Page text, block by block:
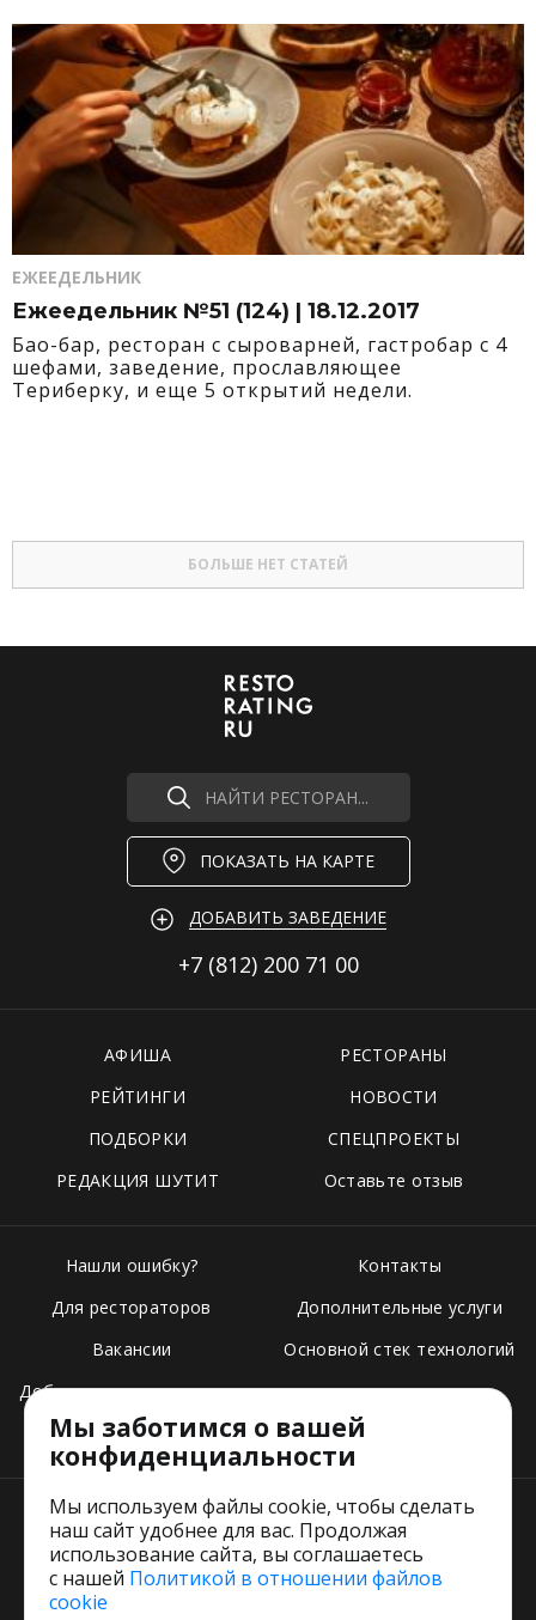
ЕЖЕЕДЕЛЬНИК
Ежеедельник №51 (124) | 18.12.2017
Бао-бар, ресторан с сыроварней, гастробар с 4
шефами, заведение, прославляющее
Териберку, и еще 5 открытий недели.
БОЛЬШЕ НЕТ СТАТЕЙ
НАЙТИ РЕСТОРАН...
ПОКАЗАТЬ НА КАРТЕ
ДОБАВИТЬ ЗАВЕДЕНИЕ
+7 (812) 200 71 00
АФИША
РЕСТОРАНЫ
РЕЙТИНГИ
НОВОСТИ
ПОДБОРКИ
СПЕЦПРОЕКТЫ
РЕДАКЦИЯ ШУТИТ
Оставьте отзыв
Нашли ошибку?
Для рестораторов
Вакансии
Добавить свое заведение
Тарифы
Контакты
Дополнительные услуги
Основной стек технологий
Пользовательское соглашение
Мы заботимся о вашей
конфиденциальности
Мы используем файлы cookie, чтобы сделать
наш сайт удобнее для вас. Продолжая
использование сайта, вы соглашаетесь
с нашей Политикой в отношении файлов
cookie